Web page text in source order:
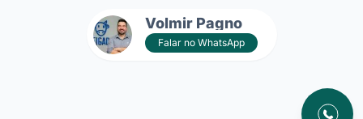
Volmir Pagno
Falar no WhatsApp